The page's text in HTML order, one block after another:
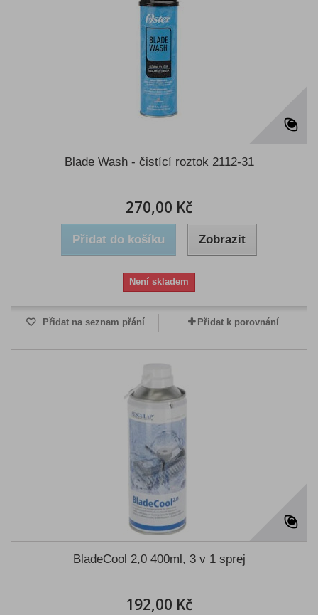
Blade Wash - čistící roztok 2112-31
270,00 Kč
Přidat do košíku Zobrazit
Není skladem
Přidat na seznam přání Přidat k porovnání
BladeCool 2,0 400ml, 3 v 1 sprej
192,00 Kč